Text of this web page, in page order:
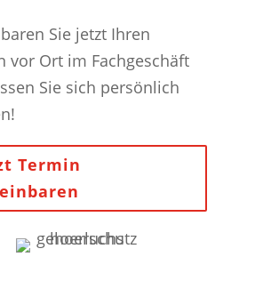
Sie jetzt Ihren
vor Ort im Fachgeschäft
Sie sich persönlich
Termin